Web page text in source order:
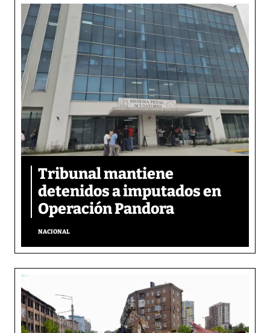
Tribunal mantiene
detenidos a imputados en
Operación Pandora
NACIONAL